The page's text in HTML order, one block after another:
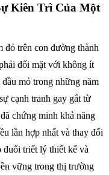
Kiên Trì Của Một
đỏ trên con đường thành
đối mặt với không ít
mỏ trong những năm
cạnh tranh gay gắt từ
chứng minh khả năng
lần hợp nhất và thay đổi
đuổi triết lý thiết kế và
vững trong thị trường